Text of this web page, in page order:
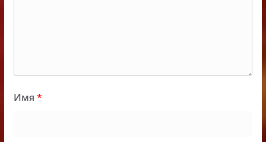
Имя *